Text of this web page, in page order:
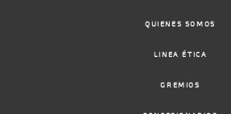
QUIENES SOMOS
LINEA ÉTICA
GREMIOS